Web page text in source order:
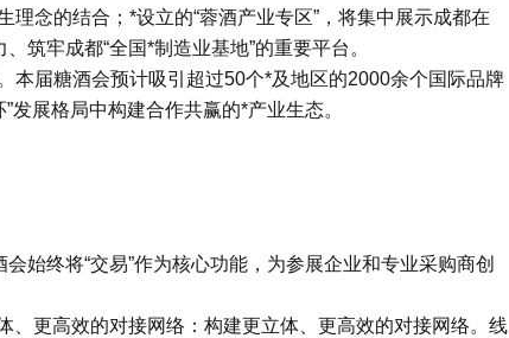
念的结合；*设立的“蓉酒产业专区”，将集中展示成都在
筑牢成都“全国*制造业基地”的重要平台。
本届糖酒会预计吸引超过50个*及地区的2000余个国际品牌
发展格局中构建合作共赢的*产业生态。
始终将“交易”作为核心功能，为参展企业和专业采购商创
、更高效的对接网络：构建更立体、更高效的对接网络。线